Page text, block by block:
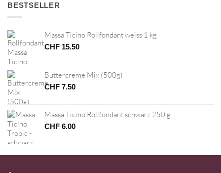
BESTSELLER
Massa Ticino Rollfondant weiss 1 kg
CHF 15.50
Buttercreme Mix (500g)
CHF 7.50
Massa Ticino Rollfondant schwarz 250 g
CHF 6.00